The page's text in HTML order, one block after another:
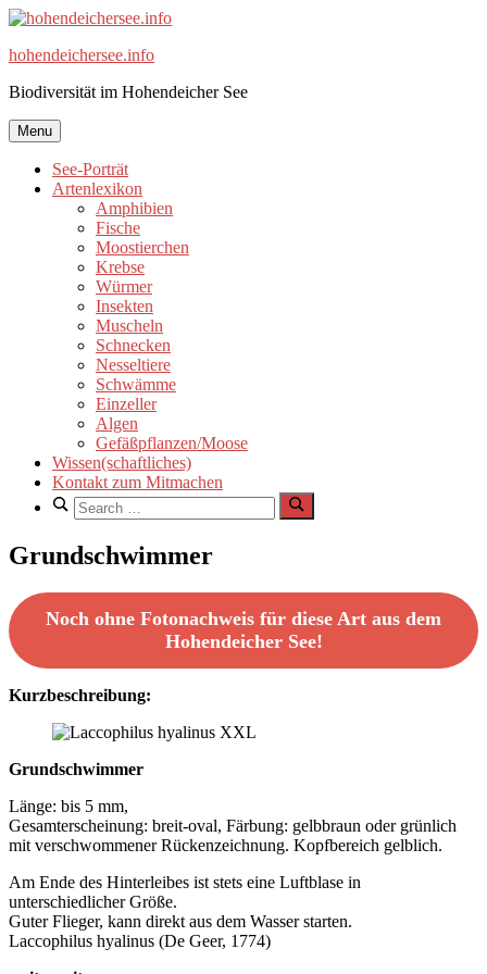
Skip
content
hohendeichersee.info
Biodiversität im Hohendeicher See
Menu
See-Porträt
Artenlexikon
Amphibien
Fische
Moostierchen
Krebse
Würmer
Insekten
Muscheln
Schnecken
Nesseltiere
Schwämme
Einzeller
Algen
Gefäßpflanzen/Moose
Wissen(schaftliches)
Kontakt zum Mitmachen
Search
for:
Search
Grundschwimmer
Noch ohne Fotonachweis für diese Art aus dem
Hohendeicher See!
Kurzbeschreibung:
Grundschwimmer
Länge: bis 5 mm,
Gesamterscheinung: breit-oval, Färbung: gelbbraun oder grünlich
mit verschwommener Rückenzeichnung. Kopfbereich gelblich.
Am Ende des Hinterleibes ist stets eine Luftblase in
unterschiedlicher Größe.
Guter Flieger, kann direkt aus dem Wasser starten.
Laccophilus hyalinus (De Geer, 1774)